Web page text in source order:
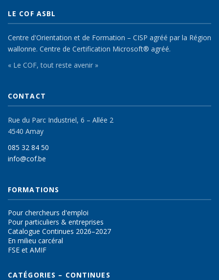
LE COF ASBL
Centre d'Orientation et de Formation – CISP agréé par la Région
wallonne. Centre de Certification Microsoft® agréé.
« Le COF, tout reste avenir »
CONTACT
Rue du Parc Industriel, 6 – Allée 2
4540 Amay
085 32 84 50
info@cof.be
FORMATIONS
Pour chercheurs d'emploi
Pour particuliers & entreprises
Catalogue Continues 2026–2027
En milieu carcéral
FSE et AMIF
CATÉGORIES – CONTINUES